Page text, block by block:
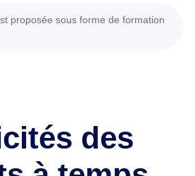
proposée sous forme de formation
des